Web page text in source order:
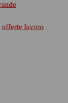
offerte lavoro